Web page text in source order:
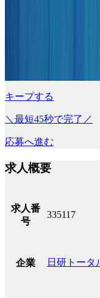
キープする
＼最短45秒で完了／
応募へ進む
求人概要
求人番
号
335117
企業 日研トータ